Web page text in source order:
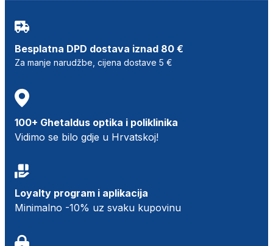
Besplatna DPD dostava iznad 80 €
Za manje narudžbe, cijena dostave 5 €
100+ Ghetaldus optika i poliklinika
Vidimo se bilo gdje u Hrvatskoj!
Loyalty program i aplikacija
Minimalno -10% uz svaku kupovinu